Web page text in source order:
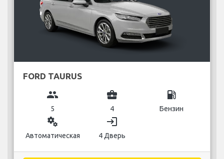
FORD TAURUS
group
5
business_center
4
local_gas_station
Бензин
miscellaneous_services
Автоматическая
login
4 Дверь